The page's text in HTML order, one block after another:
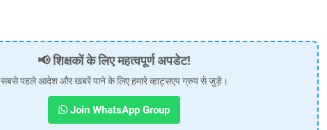
📢 शिक्षकों के लिए महत्वपूर्ण अपडेट!
सबसे पहले आदेश और खबरें पाने के लिए हमारे व्हाट्सएप ग्रुप से जुड़ें।
Join WhatsApp Group